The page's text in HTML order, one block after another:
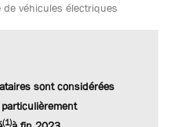
véhicules électriques
sont considérées
(1)